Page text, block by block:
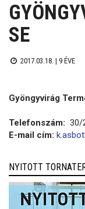
SE
2017.03.18. | 9 ÉVE
Gyöngyvirág
Telefonszám: 30/
E-mail cím:
NYITOTT